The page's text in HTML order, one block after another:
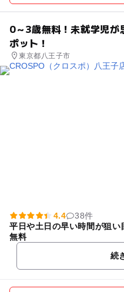
0～3歳無料！未就学児が
ポット！
東京都八王子市
4.4
38件
平日や土日の早い時間が狙
無料
続